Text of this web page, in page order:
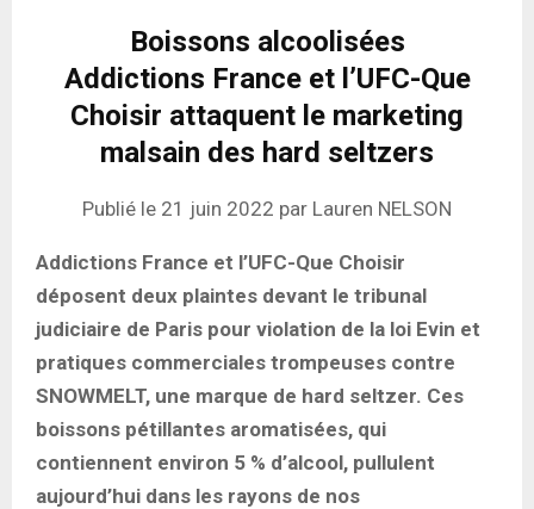
Boissons alcoolisées
Addictions France et l’UFC-Que
Choisir attaquent le marketing
malsain des hard seltzers
Publié le 21 juin 2022 par Lauren NELSON
Addictions France et l’UFC-Que Choisir
déposent deux plaintes devant le tribunal
judiciaire de Paris pour violation de la loi Evin et
pratiques commerciales trompeuses contre
SNOWMELT, une marque de hard seltzer. Ces
boissons pétillantes aromatisées, qui
contiennent environ 5 % d’alcool, pullulent
aujourd’hui dans les rayons de nos